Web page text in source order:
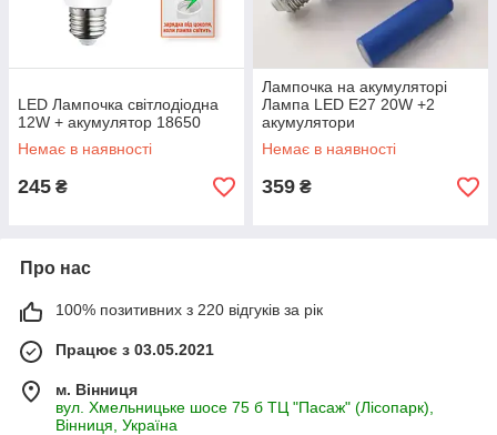
LED Лампочка світлодіодна
12W + акумулятор 18650
Немає в наявності
245 ₴
Лампочка на акумуляторі
Лампа LED E27 20W +2
акумулятори
Немає в наявності
359 ₴
Про нас
100% позитивних з 220 відгуків за рік
Працює з 03.05.2021
м. Вінниця
вул. Хмельницьке шосе 75 б ТЦ "Пасаж" (Лісопарк),
Вінниця, Україна